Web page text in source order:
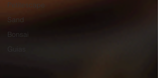
Petitescape
Sand
Bonsai
Guias